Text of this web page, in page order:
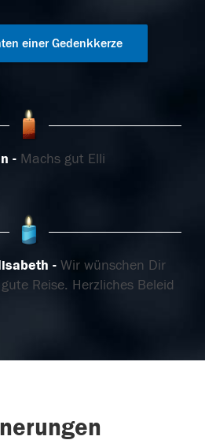
einer Gedenkkerze
Machs gut Elli
Wir wünschen Dir
Reise. Herzliches Beleid